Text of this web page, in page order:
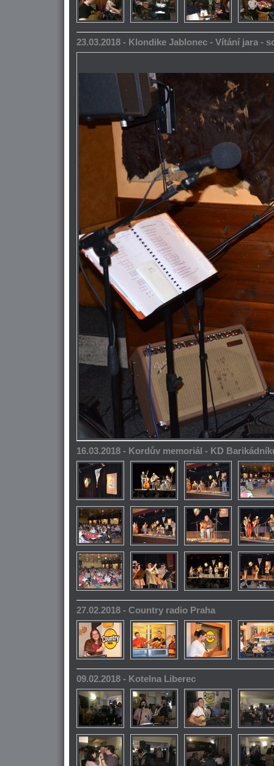
23.03.2018 - Klondike Jablonec - Vítání jara -
16.03.2018 - Kordův memoriál - KD
27.02.2018 - Country radio Praha
09.02.2018 - Kotelna Liberec